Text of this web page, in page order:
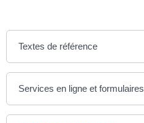
Textes de référence
Services en ligne et formulaires